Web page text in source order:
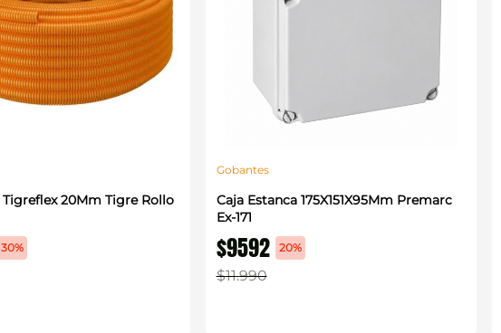
20Mm Tigre Rollo
30%
Gobantes
Caja Estanca 175X151X95Mm Premarc
Ex-171
$9592 20%
$11.990